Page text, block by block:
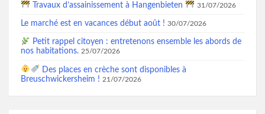
Travaux d’assainissement à Hangenbieten 31/07/2026
Le marché est en vacances début août ! 30/07/2026
Petit rappel citoyen : entretenons ensemble les abords de
nos habitations. 25/07/2026
Des places en crèche sont disponibles à
Breuschwickersheim ! 21/07/2026